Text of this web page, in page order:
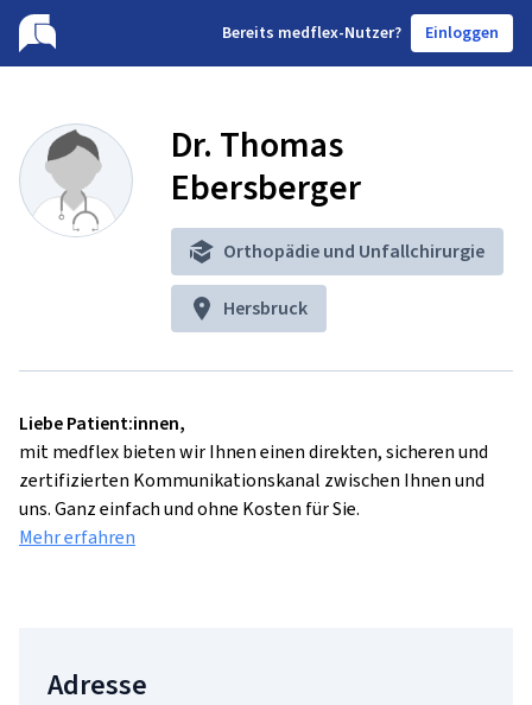
Bereits medflex-Nutzer? Einloggen
Dr. Thomas
Ebersberger
Orthopädie und Unfallchirurgie
Hersbruck
Liebe Patient:innen,
mit medflex bieten wir Ihnen einen direkten, sicheren und
zertifizierten Kommunikationskanal zwischen Ihnen und
uns. Ganz einfach und ohne Kosten für Sie.
Mehr erfahren
Adresse